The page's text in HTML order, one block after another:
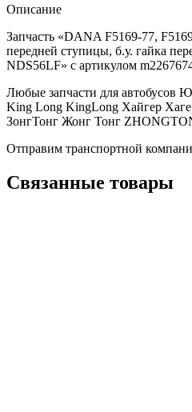
Описание
Запчасть «DANA F5169-77,
передней ступицы, б.у. гайка
NDS56LF» с артикулом
Любые запчасти для автобусов
King Long KingLong Хайгер
ЗонгТонг Жонг Тонг
Отправим транспортной
Связанные товары